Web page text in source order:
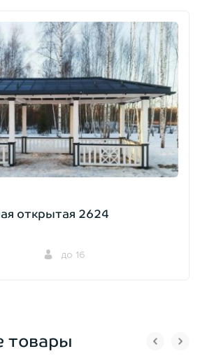
открытая 2624
до 16
товары